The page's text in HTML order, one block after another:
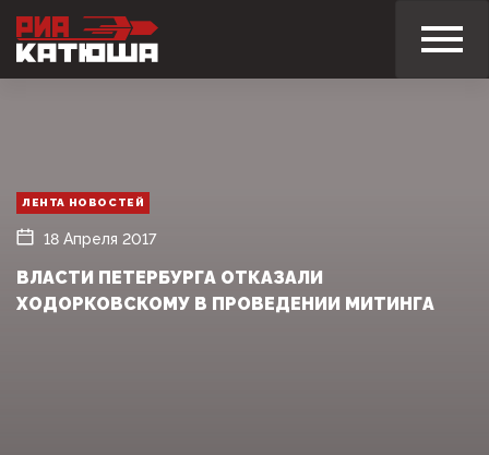
ЛЕНТА НОВОСТЕЙ
18 Апреля 2017
ВЛАСТИ ПЕТЕРБУРГА ОТКАЗАЛИ
ХОДОРКОВСКОМУ В ПРОВЕДЕНИИ МИТИНГА